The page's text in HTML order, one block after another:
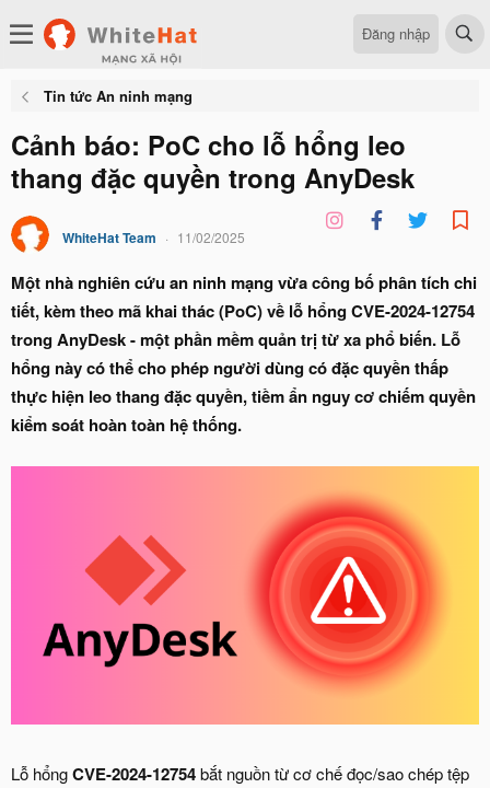
Đăng nhập
Tin tức An ninh mạng
Cảnh báo: PoC cho lỗ hổng leo
thang đặc quyền trong AnyDesk
WhiteHat Team 11/02/2025
Một nhà nghiên cứu an ninh mạng vừa công bố phân tích chi
tiết, kèm theo mã khai thác (PoC) về lỗ hổng CVE-2024-12754
trong AnyDesk - một phần mềm quản trị từ xa phổ biến. Lỗ
hổng này có thể cho phép người dùng có đặc quyền thấp
thực hiện leo thang đặc quyền, tiềm ẩn nguy cơ chiếm quyền
kiểm soát hoàn toàn hệ thống.
Lỗ hổngCVE-2024-12754bắt nguồn từ cơ chế đọc/sao chép tệp